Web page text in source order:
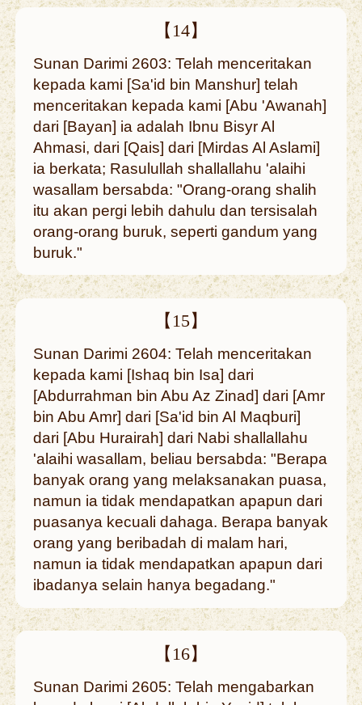
【14】
Sunan Darimi 2603: Telah menceritakan
kepada kami [Sa'id bin Manshur] telah
menceritakan kepada kami [Abu 'Awanah]
dari [Bayan] ia adalah Ibnu Bisyr Al
Ahmasi, dari [Qais] dari [Mirdas Al Aslami]
ia berkata; Rasulullah shallallahu 'alaihi
wasallam bersabda: "Orang-orang shalih
itu akan pergi lebih dahulu dan tersisalah
orang-orang buruk, seperti gandum yang
buruk."
【15】
Sunan Darimi 2604: Telah menceritakan
kepada kami [Ishaq bin Isa] dari
[Abdurrahman bin Abu Az Zinad] dari [Amr
bin Abu Amr] dari [Sa'id bin Al Maqburi]
dari [Abu Hurairah] dari Nabi shallallahu
'alaihi wasallam, beliau bersabda: "Berapa
banyak orang yang melaksanakan puasa,
namun ia tidak mendapatkan apapun dari
puasanya kecuali dahaga. Berapa banyak
orang yang beribadah di malam hari,
namun ia tidak mendapatkan apapun dari
ibadanya selain hanya begadang."
【16】
Sunan Darimi 2605: Telah mengabarkan